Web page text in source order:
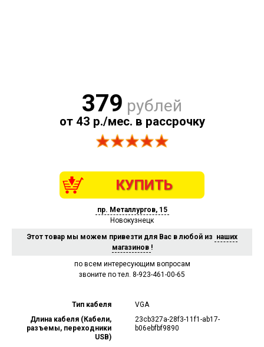
379 рублей
от 43 р./мес. в рассрочку
КУПИТЬ
пр. Металлургов, 15
Новокузнецк
Этот товар мы можем привезти для Вас в любой из наших
магазинов !
по всем интересующим вопросам
звоните по тел. 8-923-461-00-65
Тип кабеля
VGA
Длина кабеля (Кабели,
разъемы, переходники
USB)
23cb327a-28f3-11f1-ab17-
b06ebfbf9890